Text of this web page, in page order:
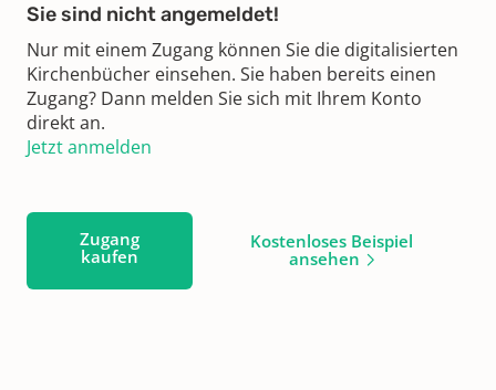
Sie sind nicht angemeldet!
Nur mit einem Zugang können Sie die digitalisierten
Kirchenbücher einsehen. Sie haben bereits einen
Zugang? Dann melden Sie sich mit Ihrem Konto
direkt an.
Jetzt anmelden
Zugang
kaufen
Kostenloses Beispiel
ansehen